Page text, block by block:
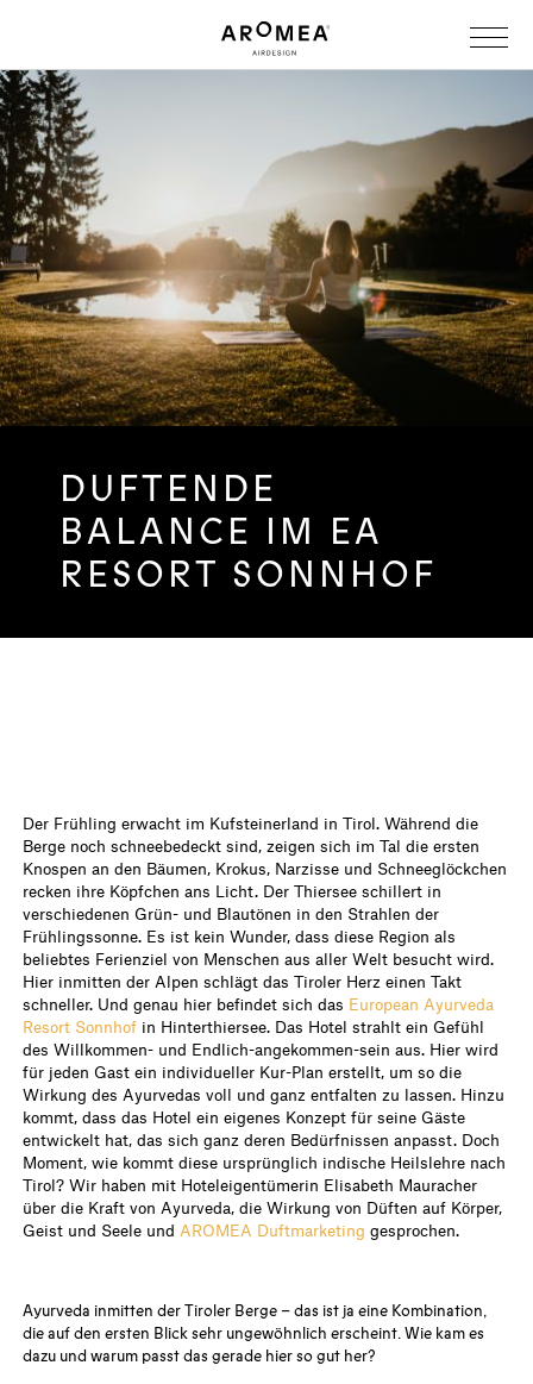
DUFTENDE
BALANCE IM EA
RESORT SONNHOF
Der Frühling erwacht im Kufsteinerland in Tirol. Während die
Berge noch schneebedeckt sind, zeigen sich im Tal die ersten
Knospen an den Bäumen, Krokus, Narzisse und Schneeglöckchen
recken ihre Köpfchen ans Licht. Der Thiersee schillert in
verschiedenen Grün- und Blautönen in den Strahlen der
Frühlingssonne. Es ist kein Wunder, dass diese Region als
beliebtes Ferienziel von Menschen aus aller Welt besucht wird.
Hier inmitten der Alpen schlägt das Tiroler Herz einen Takt
schneller. Und genau hier befindet sich das European Ayurveda
Resort Sonnhof in Hinterthiersee. Das Hotel strahlt ein Gefühl
des Willkommen- und Endlich-angekommen-sein aus. Hier wird
für jeden Gast ein individueller Kur-Plan erstellt, um so die
Wirkung des Ayurvedas voll und ganz entfalten zu lassen. Hinzu
kommt, dass das Hotel ein eigenes Konzept für seine Gäste
entwickelt hat, das sich ganz deren Bedürfnissen anpasst. Doch
Moment, wie kommt diese ursprünglich indische Heilslehre nach
Tirol? Wir haben mit Hoteleigentümerin Elisabeth Mauracher
über die Kraft von Ayurveda, die Wirkung von Düften auf Körper,
Geist und Seele und AROMEA Duftmarketing gesprochen.
Ayurveda inmitten der Tiroler Berge – das ist ja eine Kombination,
die auf den ersten Blick sehr ungewöhnlich erscheint. Wie kam es
dazu und warum passt das gerade hier so gut her?